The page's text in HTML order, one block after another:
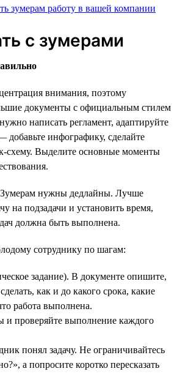
зумерам работу в вашей компании
с зумерами
внимания, поэтому
документы с официальным стилем
написать регламент, адаптируйте
добавьте инфографику, сделайте
схему. Выделите основные моменты
Зумерам нужны дедлайны. Лучше
на подзадачи и установить время,
должна быть выполнена.
сотруднику по шагам:
задание). В документе опишите,
как и до какого срока, какие
работа выполнена.
и проверяйте выполнение каждого
понял задачу. Не ограничивайтесь
а попросите коротко пересказать